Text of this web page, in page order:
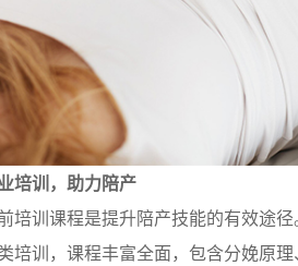
培训，助力陪产
训课程是提升陪产技能的有效途径
培训，课程丰富全面，包含分娩原